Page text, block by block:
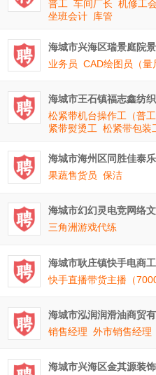
普工 车间厂长 机修工
坐班会计 库管
海城市兴海区瑞景庭院
业务员 CAD绘图员（量
海城市王石镇福志鑫纺
松紧带机台操作工（普工
紧带熨烫工 松紧带包装
海城市海州区同胜佳泰
果蔬售货员 保洁
海城市幻幻灵电竞网络
三角洲游戏代练
海城市耿庄镇快手电商
快手直播带货主播（
海城市泓润润滑油商贸
销售经理 外市销售经理
海城市兴海区金其源装